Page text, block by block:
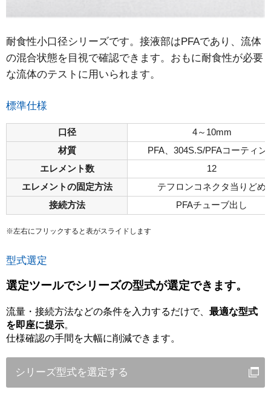
耐食性小口径シリーズです。接液部はPFAであり、流体
の混合状態を目視で確認できます。おもに耐食性が必要
な流体のテストに用いられます。
標準仕様
口径
4～10mm
材質
PFA、304S.S/PFAコーティン
エレメント数
12
エレメントの固定方法
テフロンコネクタ当りどめ
接続方法
PFAチューブ出し
※左右にフリックすると表がスライドします
型式選定
選定ツールでシリーズの型式が選定できます。
流量・接続方法などの条件を入力するだけで、 最適な型式
を即座に提示。
仕様確認の手間を大幅に削減できます。
シリーズ型式を選定する